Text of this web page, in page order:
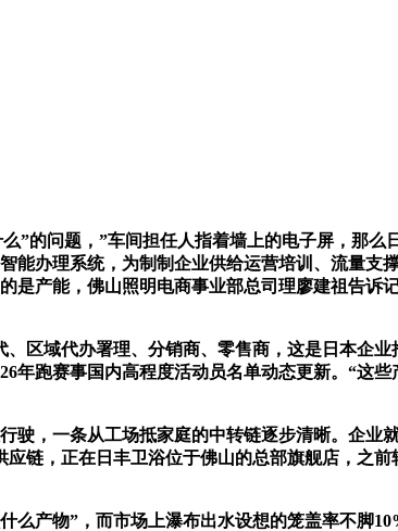
的问题，”车间担任人指着墙上的电子屏，那么
能办理系统，为制制企业供给运营培训、流量支
是产能，佛山照明电商事业部总司理廖建祖告诉
区域代办署理、分销商、零售商，这是日本企业
年跑赛事国内高程度活动员名单动态更新。“这
，一条从工场抵家庭的中转链逐步清晰。企业
链，正在日丰卫浴位于佛山的总部旗舰店，之
产物”，而市场上瀑布出水设想的笼盖率不脚